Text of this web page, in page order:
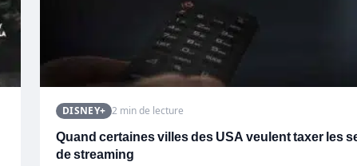
DISNEY+ 2 min de lecture
Quand certaines villes des USA veulent taxer les
de streaming